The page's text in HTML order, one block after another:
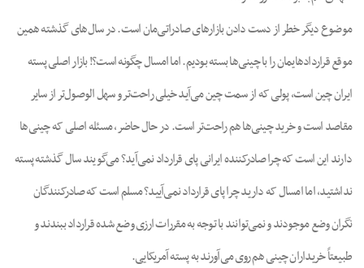
موضوع دیگر خطر از دست دادن بازارهای صادراتی‌مان است. در سال‌های گذشته همین
موقع قراردادهایمان را با چینی‌ها بسته بودیم. اما امسال چگونه است؟! بازار اصلی پسته
ایران چین است، پولی که از سمت چین می‌آید خیلی راحت‌تر و سهل الوصول‌تر از سایر
مقاصد است و خرید چینی‌ها هم راحت‌تر است. در حال حاضر، مسئله اصلی که چینی‌ها
دارند این است که چرا صادرکننده ایرانی پای قرارداد نمی‌آید؟ می‌گویند سال گذشته پسته
نداشتید، اما امسال که دارید چرا پای قرارداد نمی‌آیید؟ مسلم است که صادرکنندگان
نگران وضع موجودند و نمی‌توانند با توجه به مقررات ارزی وضع شده قرارداد ببندند و
طبیعتاً خریداران چینی هم روی می‌آورند به پسته آمریکایی.